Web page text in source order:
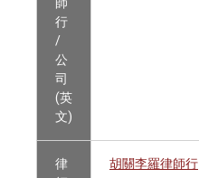
行
/
公
司
(英
文)
律
胡關李羅律師行